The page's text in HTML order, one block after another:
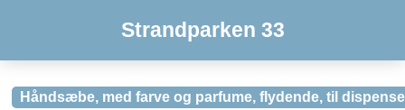
Strandparken 33
Håndsæbe, med farve og parfume, flydende, til